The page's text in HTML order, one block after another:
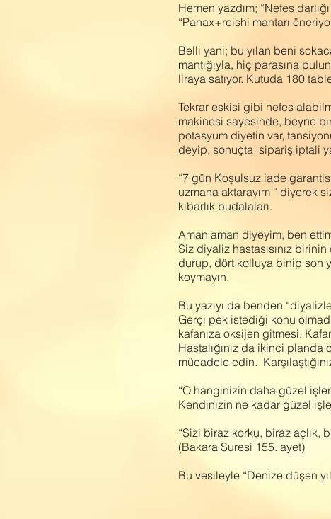
Hemen yazdım; “Nefes
“Panax+reishi mantarı
Belli yani; bu yılan beni
mantığıyla, hiç parasına
liraya satıyor. Kutuda 180
Tekrar eskisi gibi nefes
makinesi sayesinde, beyne
potasyum diyetin var,
deyip, sonuçta sipariş iptali
“7 gün Koşulsuz iade
uzmana aktarayım “ diyerek
kibarlık budalaları.
Aman aman diyeyim, ben
Siz diyaliz hastasısınız
durup, dört kolluya binip son
koymayın.
Bu yazıyı da benden
Gerçi pek istediği konu olmadı
kafanıza oksijen gitmesi.
Hastalığınız da ikinci
mücadele edin.
“O hanginizin daha güzel işler
Kendinizin ne kadar güzel
“Sizi biraz korku, biraz
(Bakara Suresi 155. ayet)
Bu vesileyle “Denize düşen